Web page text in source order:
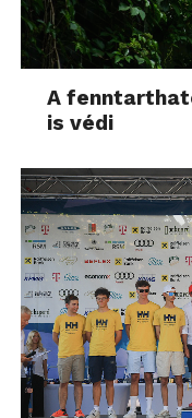
A
is védi